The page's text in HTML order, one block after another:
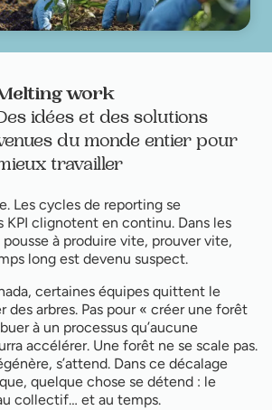
Les cycles de reporting se
KPI clignotent en continu. Dans les
à produire vite, prouver vite,
long est devenu suspect.
certaines équipes quittent le
des arbres. Pas pour « créer une forêt
à un processus qu’aucune
accélérer. Une forêt ne se scale pas.
s’attend. Dans ce décalage
quelque chose se détend : le
collectif… et au temps.
work
idées et des solutions
du monde entier pour
travailler